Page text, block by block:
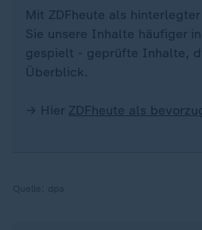
Mit ZDFheute als
Sie unsere Inhalte häufiger
gespielt - geprüfte Inhalte,
Überblick.
→ Hier ZDFheute als